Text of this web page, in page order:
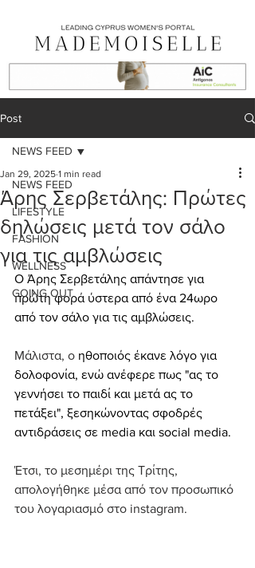
Post
NEWS FEED
LIFESTYLE
FASHION
WELLNESS
GOING OUT
NEWS FEED
Άρης Σερβετάλης: Πρώτες
δηλώσεις μετά τον σάλο
για τις αμβλώσεις
Jan 29, 2025 1 min read
Ο Άρης Σερβετάλης απάντησε για
πρώτη φορά ύστερα από ένα 24ωρο
από τον σάλο για τις αμβλώσεις.
Μάλιστα, ο ηθοποιός έκανε λόγο για
δολοφονία, ενώ ανέφερε πως "ας το
γεννήσει το παιδί και μετά ας το
πετάξει", ξεσηκώνοντας σφοδρές
αντιδράσεις σε media και social media.
Έτσι, το μεσημέρι της Τρίτης,
απολογήθηκε μέσα από τον προσωπικό
του λογαριασμό στο instagram.